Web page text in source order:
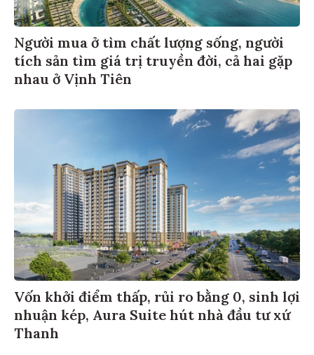
Người mua ở tìm chất lượng sống, người
tích sản tìm giá trị truyền đời, cả hai gặp
nhau ở Vịnh Tiên
Vốn khởi điểm thấp, rủi ro bằng 0, sinh lợi
nhuận kép, Aura Suite hút nhà đầu tư xứ
Thanh